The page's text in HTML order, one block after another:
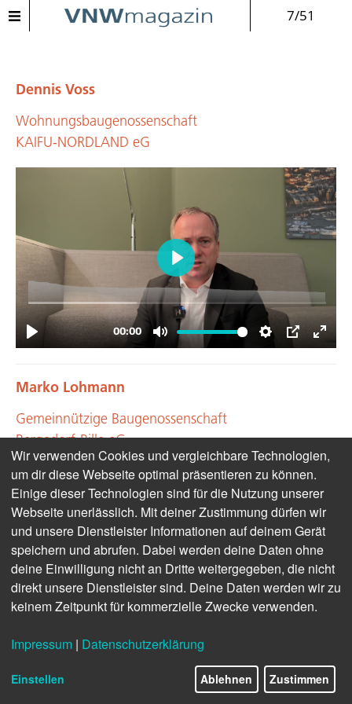
7/51
Dennis Voss
Wohnungsbaugenossenschaft
KAIFU-NORDLAND eG
Marko Lohmann
Gemeinnützige Baugenossenschaft
Bergedorf-Bille eG
Wir verwenden Cookies und vergleichbare Technologien,
um dir diese Webseite optimal präsentieren zu können.
Einige dieser Technologien sind für die Nutzung unserer
Webseite unerlässlich. Mit deiner Zustimmung dürfen wir
und unsere Dienstleister Informationen auf deinem Gerät
speichern und abrufen. Dabei werden deine Daten ohne
deine Einwilligung nicht an Dritte weitergegeben, die nicht
direkt unsere Dienstleister sind. Deine Daten werden wir zu
keinem Zeitpunkt für kommerzielle Zwecke verwenden.
Impressum | Datenschutzerklärung
Einstellen Ablehnen Zustimmen